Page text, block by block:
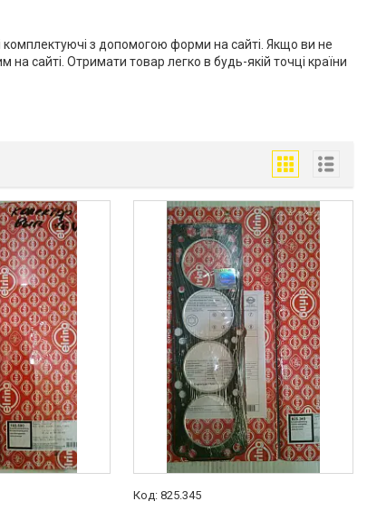
з допомогою форми на сайті. Якщо ви не
сайті. Отримати товар легко в будь-якій точці країни
825.345